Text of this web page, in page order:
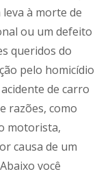
à morte de
ou um defeito
queridos do
pelo homicídio
de carro
razões, como
motorista,
causa de um
você